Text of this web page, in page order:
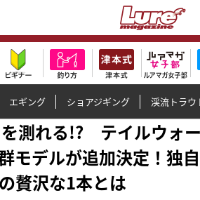
エギング ショアジギング 渓流トラウ
測れる!? テイルウォ
モデルが追加決定！独
贅沢な1本とは